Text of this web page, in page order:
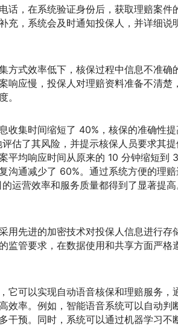
话，在系统验证身份后，获取理赔案件
充，系统会及时通知投保人，并详细说
方式效率低下，核保过程中信息不准确
应慢，投保人对理赔资料准备不清楚，
。
收集时间缩短了 40%，核保的准确性提
估了其风险，并提示核保人员要求其
平均响应时间从原来的 10 分钟缩短到 3
沟通减少了 60%。通过系统方便的理
运营效率和服务质量都得到了显著提高
用先进的加密技术对投保人信息进行存
监管要求，在数据使用和共享方面严格
它可以实现自动语音核保和理赔服务，
效率。例如，智能语音系统可以自动判
干预。同时，系统可以通过机器学习不